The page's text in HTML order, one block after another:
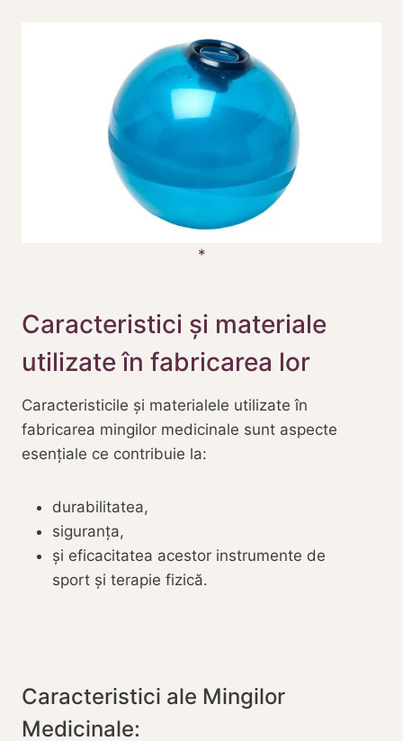
Caracteristici și materiale
utilizate în fabricarea lor
Caracteristicile și materialele utilizate în
fabricarea mingilor medicinale sunt aspecte
esențiale ce contribuie la:
durabilitatea,
siguranța,
și eficacitatea acestor instrumente de
sport și terapie fizică.
Caracteristici ale Mingilor
Medicinale: